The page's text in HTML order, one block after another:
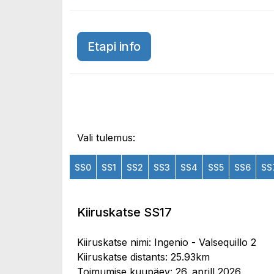
Etapi info
Vali tulemus:
SS0 SS1 SS2 SS3 SS4 SS5 SS6
Kiiruskatse SS17
Kiiruskatse nimi: Ingenio - Valsequillo 2
Kiiruskatse distants: 25.93km
Toimumise kuupäev: 26. aprill 2026